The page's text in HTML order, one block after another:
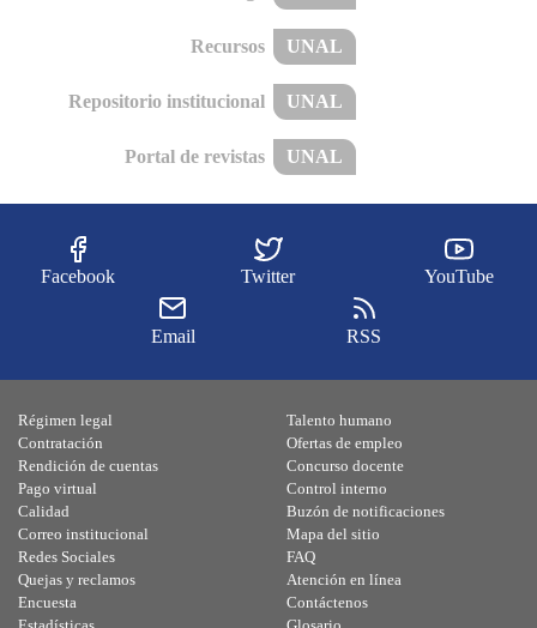
Recursos UNAL
Repositorio institucional UNAL
Portal de revistas UNAL
Facebook Twitter YouTube
Email RSS
Régimen legal
Contratación
Rendición de cuentas
Pago virtual
Calidad
Talento humano
Ofertas de empleo
Concurso docente
Control interno
Buzón de notificaciones
Correo institucional
Redes Sociales
Quejas y reclamos
Encuesta
Mapa del sitio
FAQ
Atención en línea
Contáctenos